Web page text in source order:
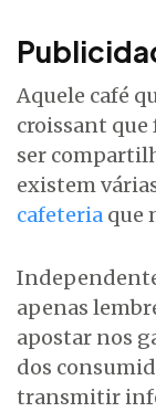
Aquele café
croissant que
ser
existem
cafeteria que
apenas
apostar nos
dos
transmitir